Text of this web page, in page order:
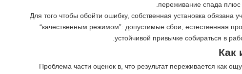
переживание спада
Для того чтобы обойти ошибку, собственная установка
“качественным режимом”: допустимые сбои, естественная
устойчивой привычке собираться в
Как
Проблема части оценок в, что результат переживается как